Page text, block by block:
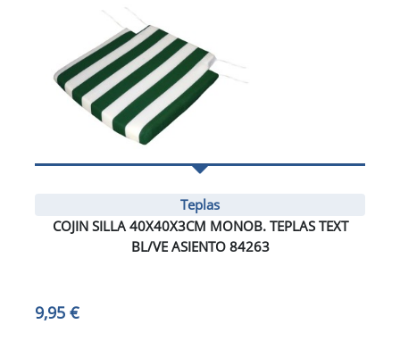
Teplas
COJIN SILLA 40X40X3CM MONOB. TEPLAS TEXT
BL/VE ASIENTO 84263
9,95 €